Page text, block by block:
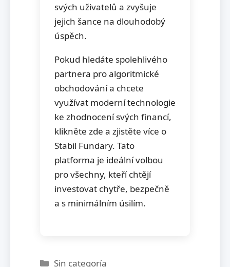
svých uživatelů a zvyšuje
jejich šance na dlouhodobý
úspěch.
Pokud hledáte spolehlivého
partnera pro algoritmické
obchodování a chcete
využívat moderní technologie
ke zhodnocení svých financí,
klikněte zde a zjistěte více o
Stabil Fundary. Tato
platforma je ideální volbou
pro všechny, kteří chtějí
investovat chytře, bezpečně
a s minimálním úsilím.
Categorías
Sin categoría